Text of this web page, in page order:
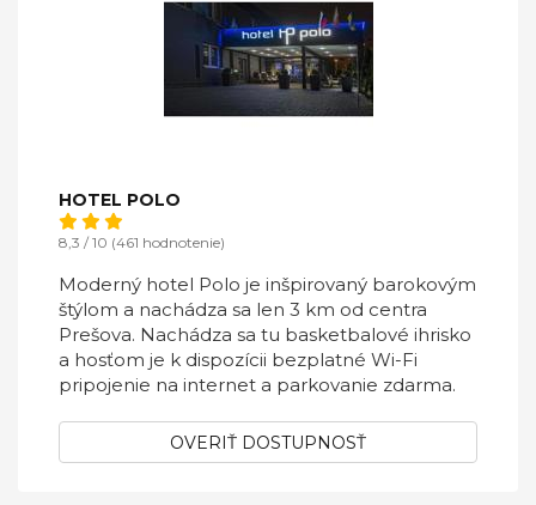
HOTEL POLO
8,3 / 10 (461 hodnotenie)
Moderný hotel Polo je inšpirovaný barokovým
štýlom a nachádza sa len 3 km od centra
Prešova. Nachádza sa tu basketbalové ihrisko
a hosťom je k dispozícii bezplatné Wi-Fi
pripojenie na internet a parkovanie zdarma.
OVERIŤ DOSTUPNOSŤ